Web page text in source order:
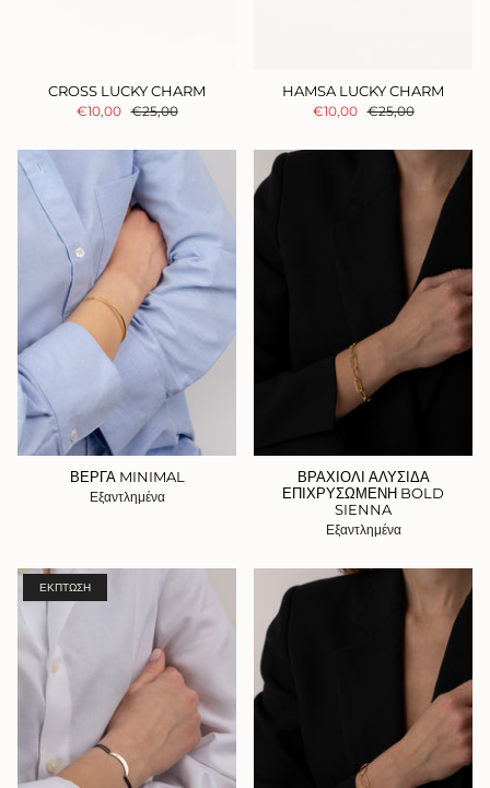
CROSS LUCKY CHARM
€10,00 €25,00
HAMSA LUCKY CHARM
€10,00 €25,00
ΒΕΡΓΑ MINIMAL
Εξαντλημένα
ΒΡΑΧΙΟΛΙ ΑΛΥΣΙΔΑ
ΕΠΙΧΡΥΣΩΜΕΝΗ BOLD
SIENNA
Εξαντλημένα
ΈΚΠΤΩΣΗ